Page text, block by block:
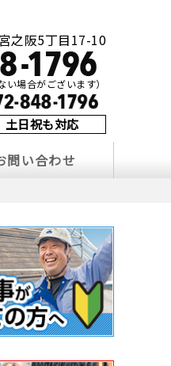
之阪5丁目17-10
い場合がございます）
日祝も対応
問い合わせ